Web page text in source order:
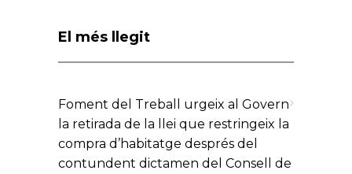
El més llegit
Foment del Treball urgeix al Govern
la retirada de la llei que restringeix la
compra d’habitatge després del
contundent dictamen del Consell de